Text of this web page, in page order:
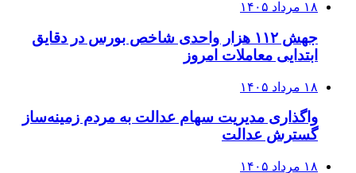
۱۸ مرداد ۱۴۰۵
جهش ۱۱۲ هزار واحدی شاخص بورس در دقایق
ابتدایی معاملات امروز
۱۸ مرداد ۱۴۰۵
واگذاری مدیریت سهام عدالت به مردم زمینه‌ساز
گسترش عدالت
۱۸ مرداد ۱۴۰۵